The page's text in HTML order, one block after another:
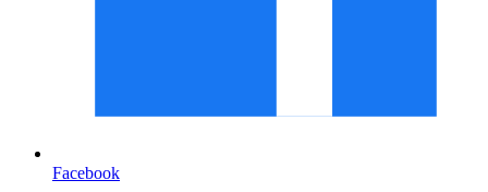
Facebook